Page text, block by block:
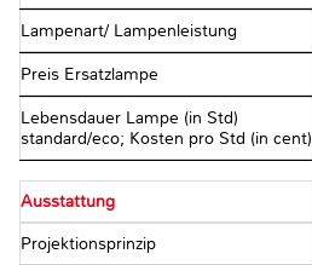
Lampenart/ Lampenleistung
Preis Ersatzlampe
Lebensdauer Lampe (in Std)
standard/eco; Kosten pro Std (in cent)
Ausstattung
Projektionsprinzip